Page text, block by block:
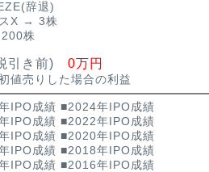
辞退)
X → 3株
株
引き前) 0万円
値売りした場合の利益
IPO成績 ■2024年IPO成績
IPO成績 ■2022年IPO成績
IPO成績 ■2020年IPO成績
IPO成績 ■2018年IPO成績
IPO成績 ■2016年IPO成績